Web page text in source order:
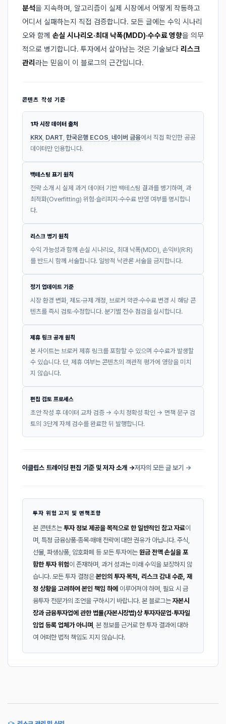
분석을 지속하며, 알고리즘이 실제 시장에서 어떻게 작동하고
어디서 실패하는지 직접 검증합니다. 모든 글에는 수익 시나리
오와 함께 손실 시나리오·최대 낙폭(MDD)·수수료 영향을 의무
적으로 병기합니다. 투자에서 살아남는 것은 기술보다 리스크
관리 라는 믿음이 이 블로그의 근간입니다.
콘텐츠 작성 기준
1차 시장 데이터 출처
KRX DART 한국은행 ECOS 네이버 금융에서 직접 확인한 공공
데이터만 인용합니다.
백테스팅 표기 원칙
전략 소개 시 실제 과거 데이터 기반 백테스팅 결과를 병기하며, 과
최적화(Overfitting) 위험·슬리피지·수수료 반영 여부를 명시합니
다.
리스크 병기 원칙
수익 가능성과 함께 손실 시나리오, 최대 낙폭(MDD), 손익비(R:R)
를 반드시 함께 서술합니다. 일방적 낙관론 서술을 금지합니다.
정기 업데이트 기준
시장 환경 변화, 제도·규제 개정, 브로커 약관·수수료 변경 시 해당 콘
텐츠를 즉시 검토·수정합니다. 분기별 전수 점검을 실시합니다.
제휴 링크 공개 원칙
본 사이트는 브로커 제휴 링크를 포함할 수 있으며 수수료가 발생할
수 있습니다. 단, 제휴 여부는 콘텐츠의 객관적 평가에 영향을 미치
지 않습니다.
편집 검토 프로세스
초안 작성 후 데이터 교차 검증 → 수치 정확성 확인 → 면책 문구 검
토의 3단계 자체 검수를 완료한 뒤 발행합니다.
이클립스 트레이딩 편집 기준 및 저자 소개 →저자의 모든 글 보기 →
투자 위험 고지 및 면책조항
본 콘텐츠는 투자 정보 제공을 목적으로 한 일반적인 참고 자료이
며, 특정 금융상품·종목·매매 전략에 대한 권유가 아닙니다. 주식,
선물, 파생상품, 암호화폐 등 모든 투자에는 원금 전액 손실을 포
함한 투자 위험이 존재하며, 과거 성과는 미래 수익을 보장하지 않
습니다. 모든 투자 결정은본인의 투자 목적, 리스크 감내 수준, 재
정 상황을 고려하여 본인 책임 하에 이루어져야 하며, 필요 시 금
융투자 전문가의 조언을 구하시기 바랍니다. 본 블로그는 자본시
장과 금융투자업에 관한 법률(자본시장법)상 투자자문업·투자일
임업 등록 업체가 아니며 , 본 정보를 근거로 한 투자 결과에 대하
여 어떠한 법적 책임도 지지 않습니다.